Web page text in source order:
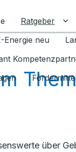
Ratgeber
Energie neu
über